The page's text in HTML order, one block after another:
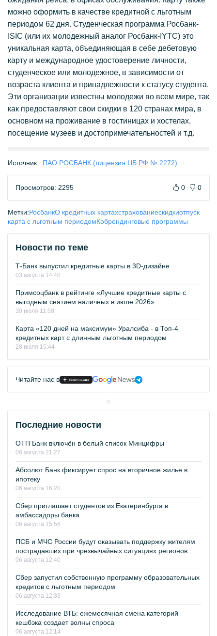
можно оформить в качестве кредитной с льготным
периодом 62 дня. Студенческая программа Росбанк-
ISIC (или их молодежный аналог Росбанк-IYTC) это
уникальная карта, объединяющая в себе дебетовую
карту и международное удостоверение личности,
студенческое или молодежное, в зависимости от
возраста клиента и принадлежности к статусу студента.
Эти организации известны молодежи во всем мире, так
как предоставляют свои скидки в 120 странах мира, в
основном на проживание в гостиницах и хостелах,
посещение музеев и достопримечательностей и т.д.
Источник: ПАО РОСБАНК (лицензия ЦБ РФ № 2272)
Просмотров: 2295 0 0
Метки:РосбанкО кредитных картахстрахованиескидкиотпуск
карта с льготным периодомКобрендинговые программы
Новости по теме
Т-Банк выпустил кредитные карты в 3D-дизайне
03 августа 14:40
Примсоцбанк в рейтинге «Лучшие кредитные карты с
выгодным снятием наличных в июле 2026»
30 июля 11:58
Карта «120 дней на максимум» Уралсиба - в Топ-4
кредитных карт с длинным льготным периодом
28 июля 15:44
Читайте нас в
Последние новости
ОТП Банк включён в белый список Минцифры
06 августа 21:27
Абсолют Банк фиксирует спрос на вторичное жилье в
ипотеку
06 августа 16:20
Сбер приглашает студентов из Екатеринбурга в
амбассадоры банка
06 августа 15:56
ПСБ и МЧС России будут оказывать поддержку жителям
пострадавших при чрезвычайных ситуациях регионов
06 августа 12:40
Сбер запустил собственную программу образовательных
кредитов с льготным периодом
06 августа 12:33
Исследование ВТБ: ежемесячная смена категорий
кешбэка создает волны спроса
06 августа 12:14